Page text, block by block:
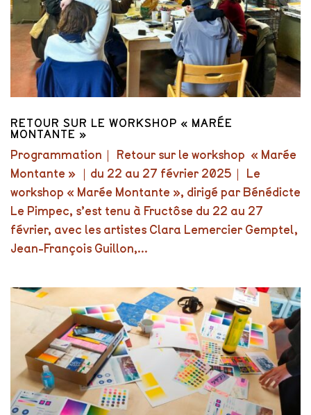
RETOUR SUR LE WORKSHOP « MARÉE
MONTANTE »
Programmation｜ Retour sur le workshop « Marée
Montante » ｜du 22 au 27 février 2025｜ Le
workshop « Marée Montante », dirigé par Bénédicte
Le Pimpec, s’est tenu à Fructôse du 22 au 27
février, avec les artistes Clara Lemercier Gemptel,
Jean-François Guillon,...